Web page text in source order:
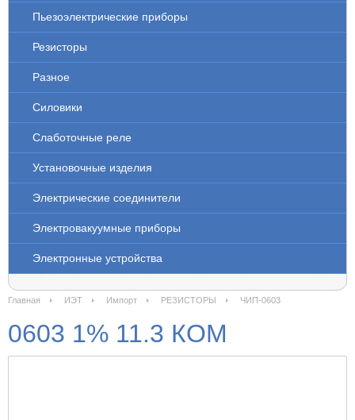
Пьезоэлектрические приборы
Резисторы
Разное
Силовики
Слаботочные реле
Установочные изделия
Электрические соединители
Электровакуумные приборы
Электронные устройства
Главная ИЭТ Импорт РЕЗИСТОРЫ ЧИП-0603
0603 1% 11.3 КОМ